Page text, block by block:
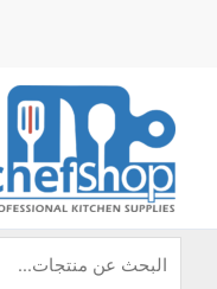
عن: